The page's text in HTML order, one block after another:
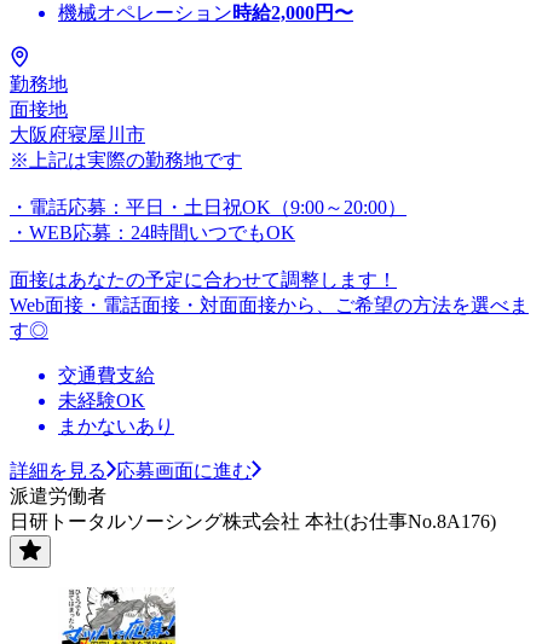
機械オペレーション時給2,000円〜
勤務地
面接地
大阪府寝屋川市
※上記は実際の勤務地です
・電話応募：平日・土日祝OK（9:00～20:00）
・WEB応募：24時間いつでもOK
面接はあなたの予定に合わせて調整します！
Web面接・電話面接・対面面接から、ご希望の方法を選べま
す◎
交通費支給
未経験OK
まかないあり
詳細を見る
応募画面に進む
派遣労働者
日研トータルソーシング株式会社 本社(お仕事No.8A176)